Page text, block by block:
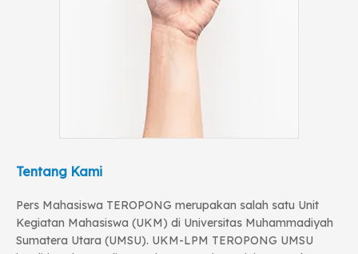
Tentang Kami
Pers Mahasiswa TEROPONG merupakan salah satu Unit
Kegiatan Mahasiswa (UKM) di Universitas Muhammadiyah
Sumatera Utara (UMSU). UKM-LPM TEROPONG UMSU